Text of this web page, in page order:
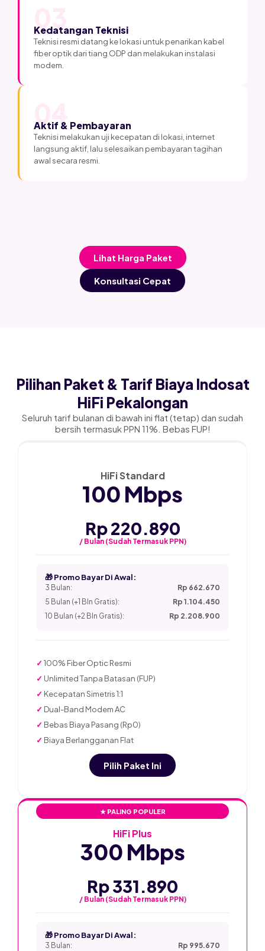
03
Kedatangan Teknisi
Teknisi resmi datang ke lokasi untuk penarikan kabel
fiber optik dari tiang ODP dan melakukan instalasi
modem.
04
Aktif & Pembayaran
Teknisi melakukan uji kecepatan di lokasi, internet
langsung aktif, lalu selesaikan pembayaran tagihan
awal secara resmi.
Lihat Harga Paket
Konsultasi Cepat
Pilihan Paket & Tarif Biaya Indosat
HiFi Pekalongan
Seluruh tarif bulanan di bawah ini flat (tetap) dan sudah
bersih termasuk PPN 11%. Bebas FUP!
HiFi Standard
100 Mbps
Rp 220.890
/ Bulan (Sudah Termasuk PPN)
🎁 Promo Bayar Di Awal:
3 Bulan:
Rp 662.670
5 Bulan (+1 Bln Gratis):
Rp 1.104.450
10 Bulan (+2 Bln Gratis):
Rp 2.208.900
✓ 100% Fiber Optic Resmi
✓ Unlimited Tanpa Batasan (FUP)
✓ Kecepatan Simetris 1:1
✓ Dual-Band Modem AC
✓ Bebas Biaya Pasang (Rp0)
✓ Biaya Berlangganan Flat
Pilih Paket Ini
★ PALING POPULER
HiFi Plus
300 Mbps
Rp 331.890
/ Bulan (Sudah Termasuk PPN)
🎁 Promo Bayar Di Awal:
3 Bulan:
Rp 995.670